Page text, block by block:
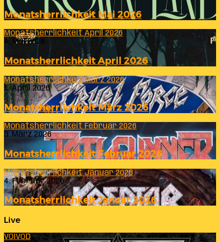
Monatsherrlichkeit Mai 2026
Monatsherrlichkeit April 2026
4. Mai 2026
Monatsherrlichkeit April 2026
Monatsherrlichkeit März 2026
1. April 2026
Monatsherrlichkeit März 2026
Monatsherrlichkeit Februar 2026
3. März 2026
Monatsherrlichkeit Februar 2026
Monatsherrlichkeit Januar 2026
4. Februar 2026
Monatsherrlichkeit Januar 2026
Live
VOIVOD